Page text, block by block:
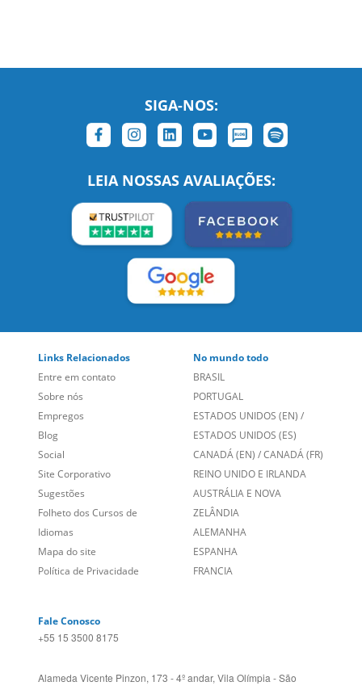
SIGA-NOS:
LEIA NOSSAS AVALIAÇÕES:
Links Relacionados
Entre em contato
Sobre nós
Empregos
Blog
Social
Site Corporativo
Sugestões
Folheto dos Cursos de
Idiomas
Mapa do site
No mundo todo
BRASIL
PORTUGAL
ESTADOS UNIDOS (EN)
ESTADOS UNIDOS (ES)
CANADÁ (EN) / CANADÁ (FR)
REINO UNIDO E IRLANDA
AUSTRÁLIA E NOVA
ZELÂNDIA
ALEMANHA
ESPANHA
Fale Conosco